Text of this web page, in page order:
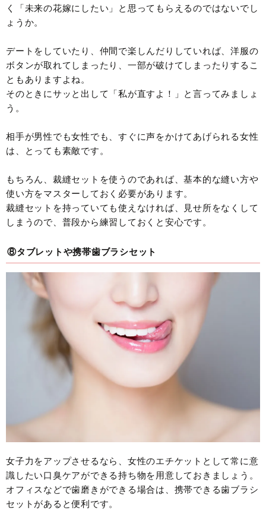
く「未来の花嫁にしたい」と思ってもらえるのではないでし
ょうか。
デートをしていたり、仲間で楽しんだりしていれば、洋服の
ボタンが取れてしまったり、一部が破けてしまったりするこ
ともありますよね。
そのときにサッと出して「私が直すよ！」と言ってみましょ
う。
相手が男性でも女性でも、すぐに声をかけてあげられる女性
は、とっても素敵です。
もちろん、裁縫セットを使うのであれば、基本的な縫い方や
使い方をマスターしておく必要があります。
裁縫セットを持っていても使えなければ、見せ所をなくして
しまうので、普段から練習しておくと安心です。
⑧タブレットや携帯歯ブラシセット
女子力をアップさせるなら、女性のエチケットとして常に意
識したい口臭ケアができる持ち物を用意しておきましょう。
オフィスなどで歯磨きができる場合は、携帯できる歯ブラシ
セットがあると便利です。